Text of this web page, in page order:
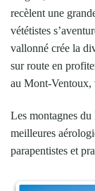
recèlent une
vététistes
vallonné crée la
sur route en
au Mont-Ventoux,
Les montagnes du
meilleures
parapentistes et